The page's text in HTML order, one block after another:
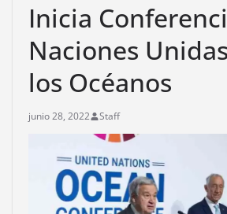
Inicia
Naciones
los Océanos
junio 28, 2022 Staff